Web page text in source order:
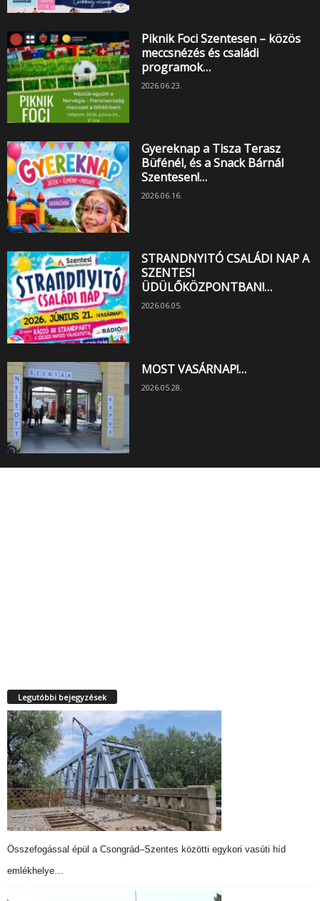
Piknik Foci Szentesen – közös
meccsnézés és családi
programok…
2026.06.23.
Gyereknap a Tisza Terasz
Büfénél, és a Snack Bárnál
Szentesen!…
2026.06.16.
STRANDNYITÓ CSALÁDI NAP A
SZENTESI
ÜDÜLŐKÖZPONTBAN!…
2026.06.05.
MOST VASÁRNAP!…
2026.05.28.
Legutóbbi bejegyzések
Összefogással épül a Csongrád–Szentes közötti egykori vasúti híd
emlékhelye…